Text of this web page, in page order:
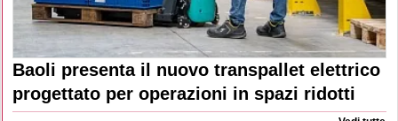
Baoli presenta il nuovo transpallet elettrico
progettato per operazioni in spazi ridotti